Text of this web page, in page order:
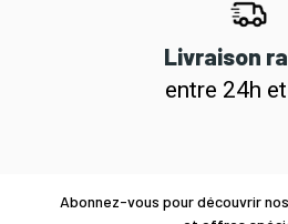
Livraison
entre 24h
Abonnez-vous pour découvrir